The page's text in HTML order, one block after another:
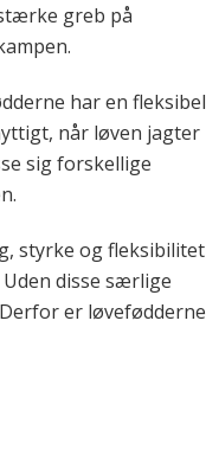
greb på
har en fleksibel
når løven jagter
sig forskellige
styrke og fleksibilitet
disse særlige
er løvefødderne